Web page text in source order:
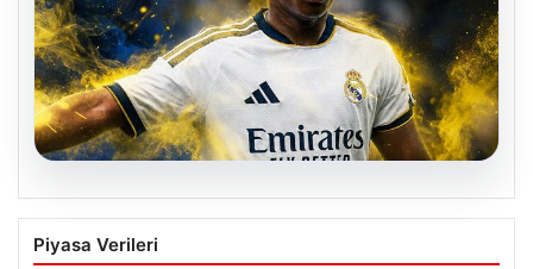
05.08.2026
Fenerbahçe, Real Madrid’in genç
yıldızını transfer ediyor!
Piyasa Verileri